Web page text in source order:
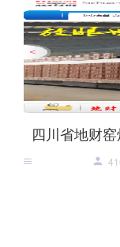
四川省地财